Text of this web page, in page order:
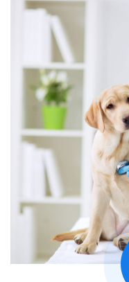
шпица, 9
кг.Поступила в
«кишечные
агрессивное
Контрапаин)
из-за чего
перестал
с кровью,
другой
лямблиоз
3 дня сделан,
планируется
проблема в